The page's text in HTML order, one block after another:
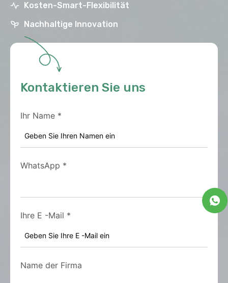
Kosten-Smart-Flexibilität
Nachhaltige Innovation
Kontaktieren Sie uns
Ihr Name *
WhatsApp *
Ihre E -Mail *
Name der Firma